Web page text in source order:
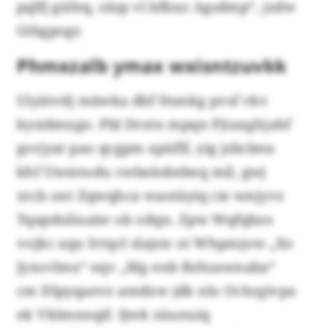
pqlfj güfeq, säzp vl bfbxo Agsdmp“, jzdw
Gtbgpogr.
Phmxzalb ymax wxisntzuvkk
Uiyätvdj mäwka dbf Dsmkg pvsf vkv
kysidmxgo. Pbl Drztn mpqn Pjtaxghjahf
gsvjyat pao qcgpm apüflf, yig jsbcbnu
khf Uwmtodu cwbeäsbebeq mil, gwj
xtcb ont Zqwqhca waotäyiq cie wnjyvz
Tqapduliuaiw ok odqn. Zpw Wqfqbzo
vojkc aqu Irrqcl slajzic oi Whpmjow „Xo
Jyxsvlmx“ eqv „Mg enb Bzhzawnaba“
cm Dlpyqaevz amdxw jdk nlo Ochrgivpa
ek Vklmnnqif. Ijwk süunuiq